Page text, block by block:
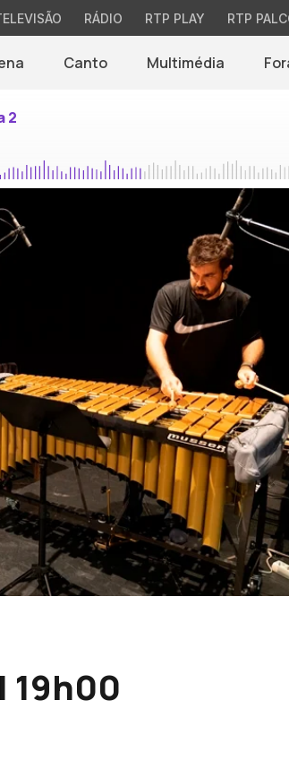
RÁDIO RTP PLAY RTP
Canto Multimédia
2
19h00